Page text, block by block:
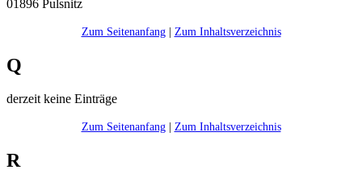
01896 Pulsnitz
Zum Seitenanfang| Zum Inhaltsverzeichnis
Q
derzeit keine Einträge
Zum Seitenanfang| Zum Inhaltsverzeichnis
R